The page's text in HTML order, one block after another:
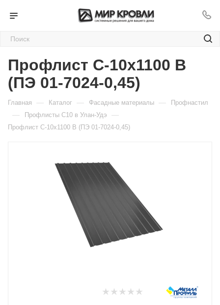
Профлист С-10х1100 B
(ПЭ 01-7024-0,45)
Главная — Каталог — Фасадные материалы — Профнастил
— Профлисты C10 в Улан-Удэ —
Профлист С-10х1100 B (ПЭ 01-7024-0,45)